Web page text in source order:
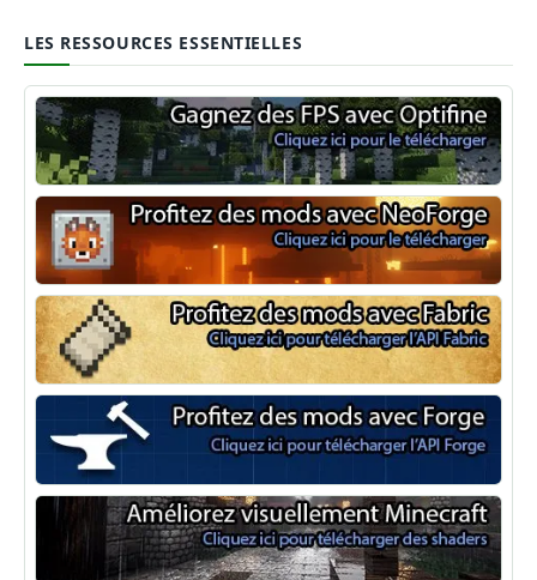
LES RESSOURCES ESSENTIELLES
Optifine
NeoForge
Minecraft Fabric
Minecraft Forge